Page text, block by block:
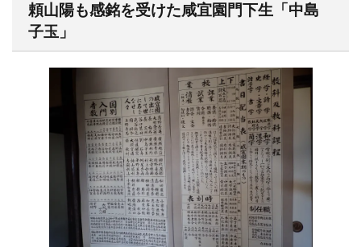
頼山陽も感銘を受けた咸宜園門下生「中島
子玉」